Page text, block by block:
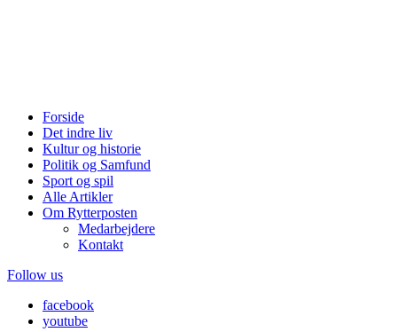
Forside
Det indre liv
Kultur og historie
Politik og Samfund
Sport og spil
Alle Artikler
Om Rytterposten
Medarbejdere
Kontakt
Follow us
facebook
youtube